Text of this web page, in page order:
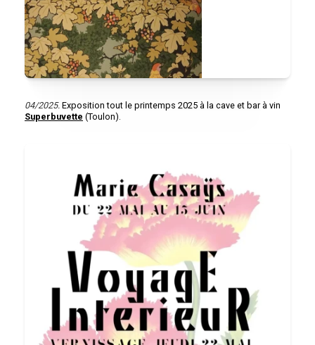
04/2025. Exposition tout le printemps 2025 à la cave et bar à vin
Superbuvette (Toulon).